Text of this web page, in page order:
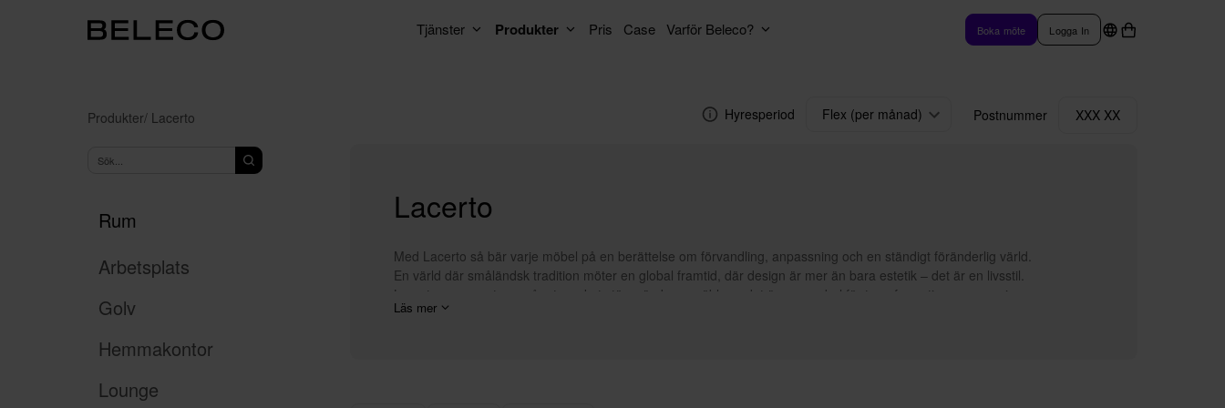
Tjänster Produkter Pris Case Varför Beleco? Boka möte Logga In
Produkter/ Lacerto Hyresperiod Flex (per månad) Postnummer XXX XX
Rum
Arbetsplats
Golv
Hemmakontor
Lounge
Lacerto
Med Lacerto så bär varje möbel på en berättelse om förvandling, anpassning och en ständigt föränderlig värld.
En värld där småländsk tradition möter en global framtid, där design är mer än bara estetik – det är en livsstil.
Lacerto representerar något mycket större än bara möbler – det är en symbol för transformation, anpassning
och en outtröttlig strävan mot perfektion.
Läs mer